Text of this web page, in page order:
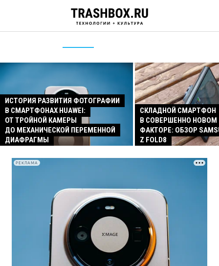
ИСТОРИЯ РАЗВИТИЯ ФОТОГРАФИИ
В СМАРТФОНАХ HUAWEI:
ОТ ТРОЙНОЙ КАМЕРЫ
ДО МЕХАНИЧЕСКОЙ ПЕРЕМЕННОЙ
ДИАФРАГМЫ
СКЛАДНОЙ СМАРТФОН
В СОВЕРШЕННО
ФАКТОРЕ: ОБЗОР
Z FOLD8
РЕКЛАМА